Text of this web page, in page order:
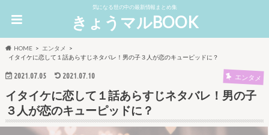
気になる世の中の最新情報まとめ集
きょうマルBOOK
HOME
エンタメ
イタイケに恋して１話あらすじネタバレ！男の子３人が恋のキューピッドに？
2021.07.05 2021.07.10 エンタメ
イタイケに恋して１話あらすじネタバレ！男の子
３人が恋のキューピッドに？